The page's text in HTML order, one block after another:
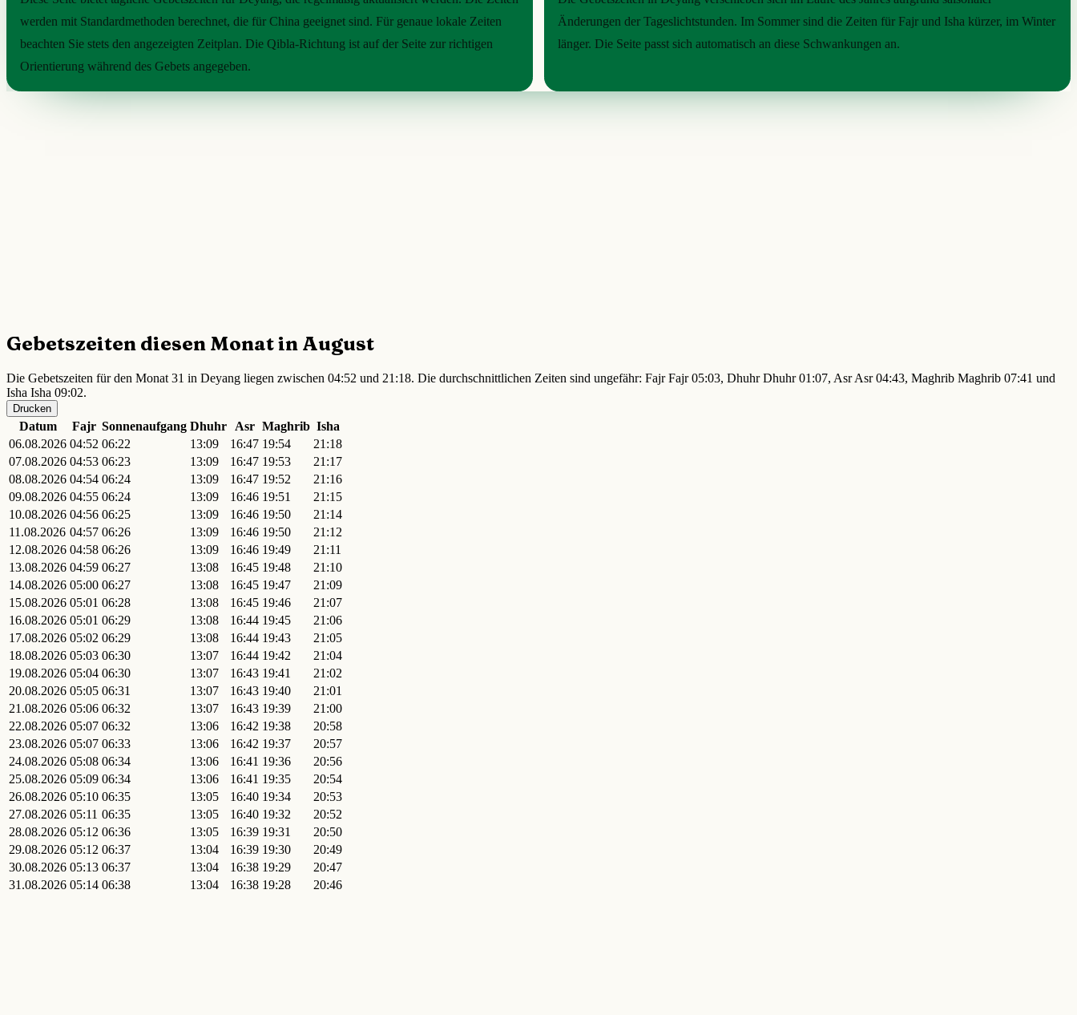
werden mit Standardmethoden berechnet, die für China geeignet sind. Für genaue lokale Zeiten
beachten Sie stets den angezeigten Zeitplan. Die Qibla-Richtung ist auf der Seite zur richtigen
Orientierung während des Gebets angegeben.
Änderungen der Tageslichtstunden. Im Sommer sind die Zeiten für Fajr und Isha kürzer, im Winter
länger. Die Seite passt sich automatisch an diese Schwankungen an.
Gebetszeiten diesen Monat in August
Die Gebetszeiten für den Monat 31 in Deyang liegen zwischen 04:52 und 21:18. Die durchschnittlichen Zeiten sind ungefähr: Fajr Fajr 05:03, Dhuhr Dhuhr 01:07, Asr Asr 04:43, Maghrib Maghrib 07:41 und
Isha Isha 09:02.
Drucken
Datum Fajr Sonnenaufgang Dhuhr Asr Maghrib Isha
06.08.2026 04:52 06:22 13:09 16:47 19:54
21:18
07.08.2026 04:53 06:23 13:09 16:47 19:53
21:17
08.08.2026 04:54 06:24 13:09 16:47 19:52
21:16
09.08.2026 04:55 06:24 13:09 16:46 19:51
21:15
10.08.2026 04:56 06:25 13:09 16:46 19:50
21:14
11.08.2026 04:57 06:26 13:09 16:46 19:50
21:12
12.08.2026 04:58 06:26 13:09 16:46 19:49
21:11
13.08.2026 04:59 06:27 13:08 16:45 19:48
21:10
14.08.2026 05:00 06:27 13:08 16:45 19:47
21:09
15.08.2026 05:01 06:28 13:08 16:45 19:46
21:07
16.08.2026 05:01 06:29 13:08 16:44 19:45
21:06
17.08.2026 05:02 06:29 13:08 16:44 19:43
21:05
18.08.2026 05:03 06:30 13:07 16:44 19:42
21:04
19.08.2026 05:04 06:30 13:07 16:43 19:41
21:02
20.08.2026 05:05 06:31 13:07 16:43 19:40
21:01
21.08.2026 05:06 06:32 13:07 16:43 19:39
21:00
22.08.2026 05:07 06:32 13:06 16:42 19:38
20:58
23.08.2026 05:07 06:33 13:06 16:42 19:37
20:57
24.08.2026 05:08 06:34 13:06 16:41 19:36
20:56
25.08.2026 05:09 06:34 13:06 16:41 19:35
20:54
26.08.2026 05:10 06:35 13:05 16:40 19:34
20:53
27.08.2026 05:11 06:35 13:05 16:40 19:32
20:52
28.08.2026 05:12 06:36 13:05 16:39 19:31
20:50
29.08.2026 05:12 06:37 13:04 16:39 19:30
20:49
30.08.2026 05:13 06:37 13:04 16:38 19:29
20:47
31.08.2026 05:14 06:38 13:04 16:38 19:28 20:46